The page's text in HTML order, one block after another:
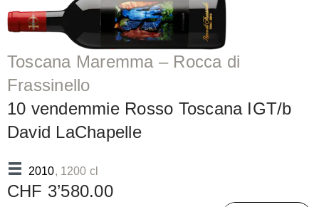
Toscana Maremma – Rocca di
Frassinello
10 vendemmie Rosso Toscana IGT/b
David LaChapelle
2010, 1200 cl
CHF 3’580.00